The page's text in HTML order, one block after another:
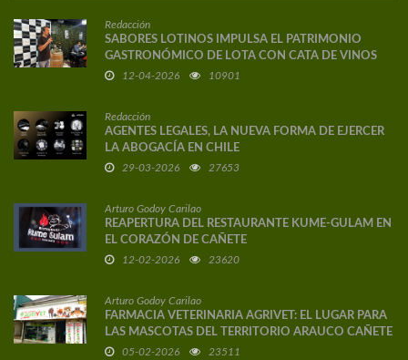
Redacción
SABORES LOTINOS IMPULSA EL PATRIMONIO
GASTRONÓMICO DE LOTA CON CATA DE VINOS
DE AUTOR
12-04-2026 10901
Redacción
AGENTES LEGALES, LA NUEVA FORMA DE EJERCER
LA ABOGACÍA EN CHILE
29-03-2026 27653
Arturo Godoy Carilao
REAPERTURA DEL RESTAURANTE KUME-GULAM EN
EL CORAZÓN DE CAÑETE
12-02-2026 23620
Arturo Godoy Carilao
FARMACIA VETERINARIA AGRIVET: EL LUGAR PARA
LAS MASCOTAS DEL TERRITORIO ARAUCO CAÑETE
05-02-2026 23511